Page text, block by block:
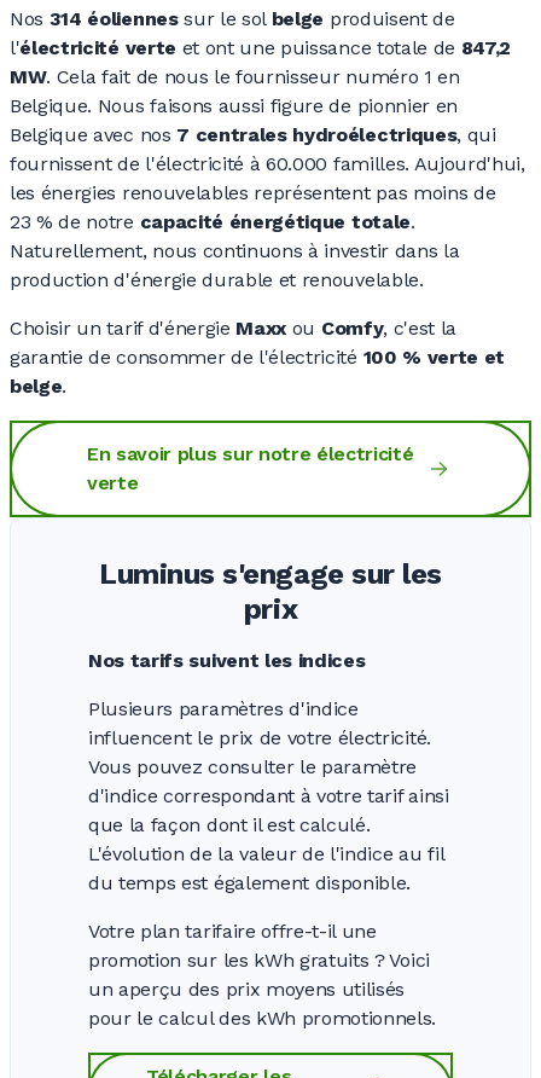
Nos 314 éoliennessur le sol belge produisent de
l'électricité verte et ont une puissance totale de 847,2
MW. Cela fait de nous le fournisseur numéro 1 en
Belgique. Nous faisons aussi figure de pionnier en
Belgique avec nos 7 centraleshydroélectriques, qui
fournissent de l'électricité à60.000 familles. Aujourd'hui,
les énergies renouvelables représentent pas moins de
23 % de notre capacité énergétique totale.
Naturellement, nous continuons à investir dans la
production d'énergie durable et renouvelable.
Choisir un tarif d'énergie Maxx ou Comfy, c'est la
garantie de consommer de l'électricité 100 % verte et
belge.
En savoir plus sur notre électricité
verte
Luminus s'engage sur les
prix
Nos tarifs suivent les indices
Plusieurs paramètres d'indice
influencent le prix de votre électricité.
Vous pouvez consulter le paramètre
d'indice correspondant à votre tarif ainsi
que la façon dont il est calculé.
L'évolution de la valeur de l'indice au fil
du temps est également disponible.
Votre plan tarifaire offre-t-il une
promotion sur les kWh gratuits ?Voici
un aperçu des prix moyens utilisés
pour le calcul des kWh promotionnels.